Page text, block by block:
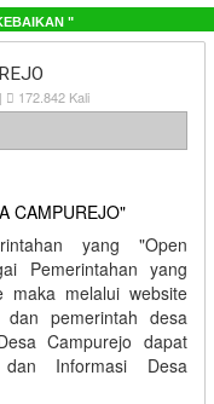
"
172.842 Kali
CAMPUREJO"
yang "Open
Pemerintahan yang
maka melalui website
pemerintah desa
Campurejo dapat
Informasi Desa